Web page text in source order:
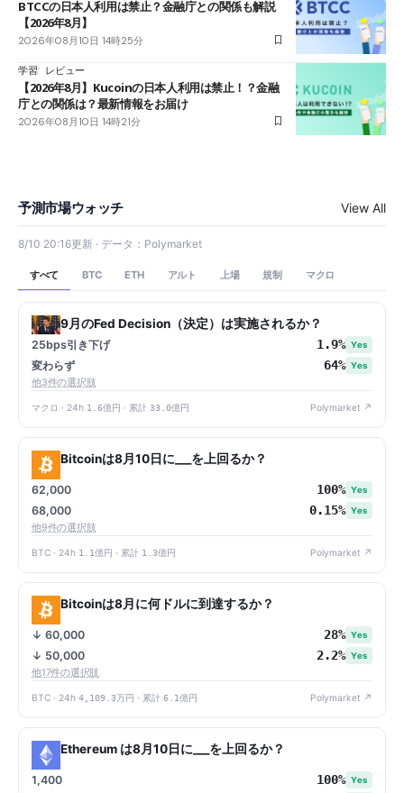
BTCCの日本人利用は禁止？金融庁との関係も解説
【2026年8月】
2026年08月10日 14時25分
学習 レビュー
【2026年8月】Kucoinの日本人利用は禁止！？金融
庁との関係は？最新情報をお届け
2026年08月10日 14時21分
予測市場ウォッチ View All
8/10 20:16更新 · データ：Polymarket
すべて BTC ETH アルト 上場 規制 マクロ
9月のFed Decision（決定）は実施されるか？
25bps引き下げ 1.9% Yes
変わらず 64% Yes
他3件の選択肢
マクロ · 24h 1.6億円 · 累計 33.0億円 Polymarket ↗
Bitcoinは8月10日に___を上回るか？
62,000 100% Yes
68,000 0.15% Yes
他9件の選択肢
BTC · 24h 1.1億円 · 累計 1.3億円 Polymarket ↗
Bitcoinは8月に何ドルに到達するか？
↓ 60,000 28% Yes
↓ 50,000 2.2% Yes
他17件の選択肢
BTC · 24h 4,109.3万円 · 累計 6.1億円 Polymarket ↗
Ethereum は8月10日に___を上回るか？
1,400 100% Yes